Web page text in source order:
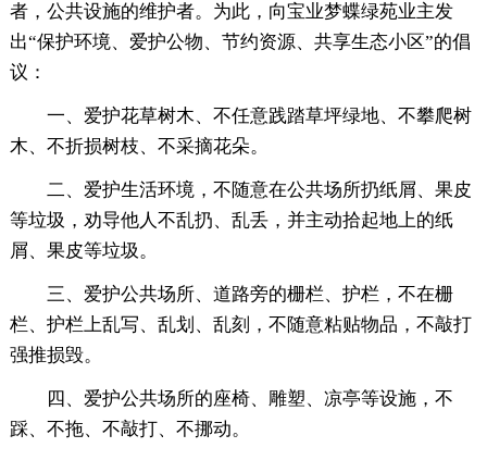
者，公共设施的维护者。为此，向宝业梦蝶绿苑业主发
出“保护环境、爱护公物、节约资源、共享生态小区”的倡
议：
一、爱护花草树木、不任意践踏草坪绿地、不攀爬树
木、不折损树枝、不采摘花朵。
二、爱护生活环境，不随意在公共场所扔纸屑、果皮
等垃圾，劝导他人不乱扔、乱丢，并主动拾起地上的纸
屑、果皮等垃圾。
三、爱护公共场所、道路旁的栅栏、护栏，不在栅
栏、护栏上乱写、乱划、乱刻，不随意粘贴物品，不敲打
强推损毁。
四、爱护公共场所的座椅、雕塑、凉亭等设施，不
踩、不拖、不敲打、不挪动。